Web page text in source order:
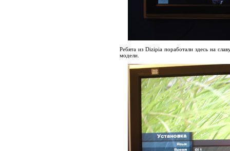
Ребята из Dizipia поработали здесь на
модели.